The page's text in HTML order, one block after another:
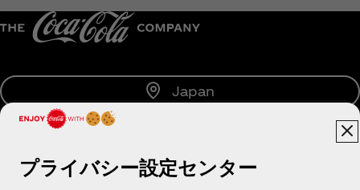
Japan
About us
プライバシー設定センター